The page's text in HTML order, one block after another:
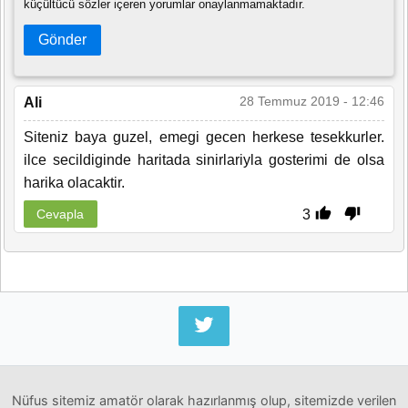
küçültücü sözler içeren yorumlar onaylanmamaktadır.
Gönder
Ali 28 Temmuz 2019 - 12:46
Siteniz baya guzel, emegi gecen herkese tesekkurler.
ilce secildiginde haritada sinirlariyla gosterimi de olsa
harika olacaktir.
3
Cevapla
Nüfus sitemiz amatör olarak hazırlanmış olup, sitemizde verilen